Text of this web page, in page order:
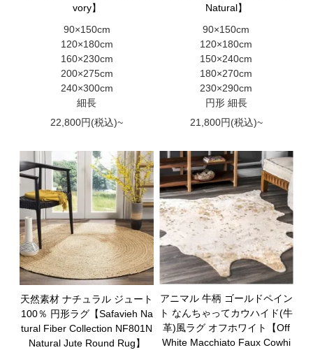
vory】
90×150cm
120×180cm
160×230cm
200×275cm
240×300cm
細長
22,800円(税込)~
Natural】
90×150cm
120×180cm
150×240cm
180×270cm
230×290cm
円形 細長
21,800円(税込)~
天然素材 ナチュラル ジュート
100％ 円形ラグ【Safavieh Na
tural Fiber Collection NF801N
Natural Jute Round Rug】
アニマル 牛柄 ゴールドペイン
ト なんちゃってカウハイド(牛
革)風ラグ オフホワイト【Off
White Macchiato Faux Cowhi